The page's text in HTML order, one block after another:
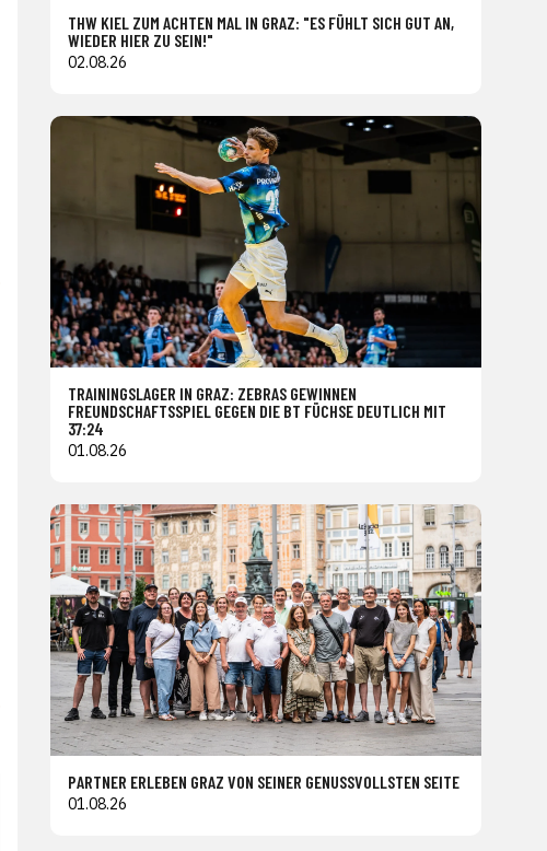
THW KIEL ZUM ACHTEN MAL IN GRAZ: "ES FÜHLT SICH GUT AN,
WIEDER HIER ZU SEIN!"
02.08.26
TRAININGSLAGER IN GRAZ: ZEBRAS GEWINNEN
FREUNDSCHAFTSSPIEL GEGEN DIE BT FÜCHSE DEUTLICH MIT
37:24
01.08.26
PARTNER ERLEBEN GRAZ VON SEINER GENUSSVOLLSTEN SEITE
01.08.26